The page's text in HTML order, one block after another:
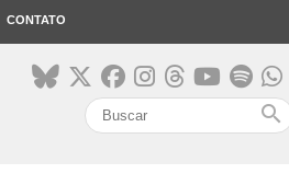
CONTATO
search